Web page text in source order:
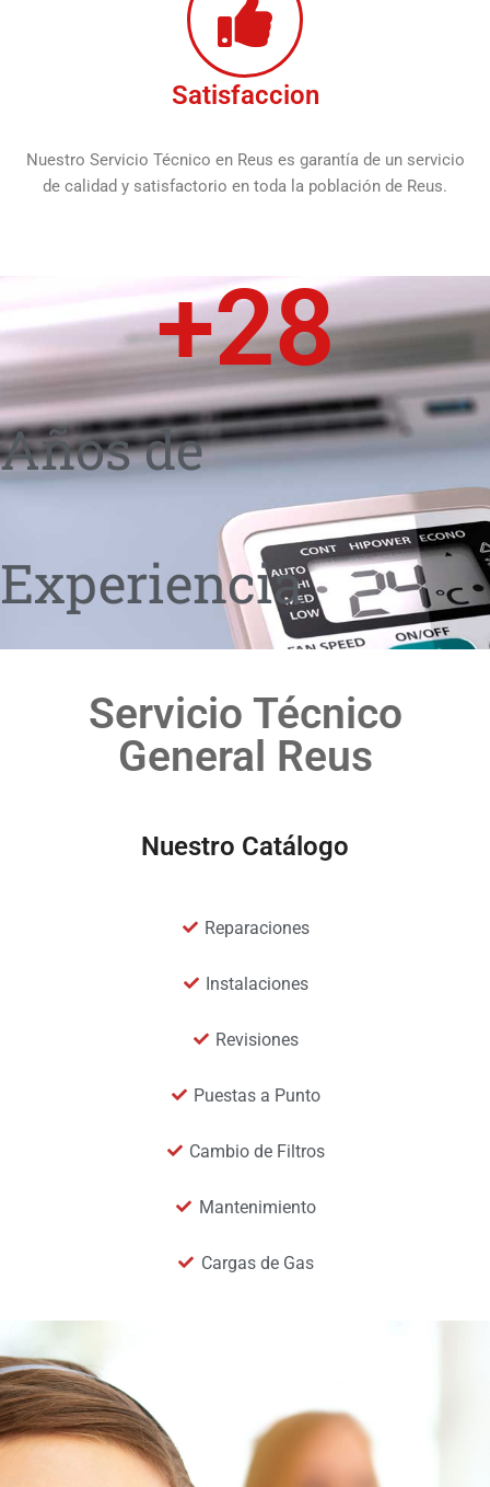
Satisfaccion
Nuestro Servicio Técnico en Reus es garantía de un servicio
de calidad y satisfactorio en toda la población de Reus.
Años de
Experiencia
+28
Servicio Técnico
General Reus
Nuestro Catálogo
Reparaciones
Instalaciones
Revisiones
Puestas a Punto
Cambio de Filtros
Mantenimiento
Cargas de Gas